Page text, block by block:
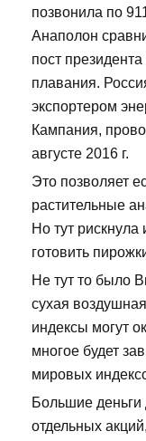
позвонила по
Анаполон
пост
плавания.
экспортером
Кампания,
августе 2016 г.
Это позволяет
растительные
Но тут
готовить
Не тут то было
сухая
индексы могут
многое будет
мировых
Большие деньги
отдельных